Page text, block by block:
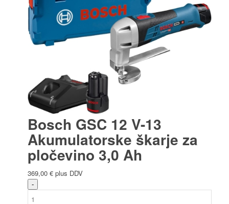
Bosch GSC 12 V-13
Akumulatorske škarje za
pločevino 3,0 Ah
369,00 € plus DDV